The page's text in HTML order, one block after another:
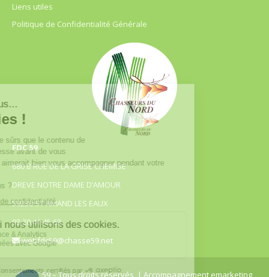
Liens utiles
Politique de Confidentialité Générale
FDC 59
680 B RUE DE LA GRISE CHEMISE
DREVE NOTRE DAME D’AMOUR
59230 ST AMAND LES EAUX
03.20.41.45.63
webfdc59@chasse59.net
© FDC 59 – Tous droits réservés | Accompagnement emarketing